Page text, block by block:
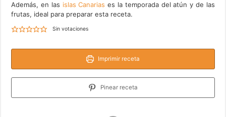
Además, en las islas Canarias es la temporada del atún y de las
frutas, ideal para preparar esta receta.
Sin votaciones
Imprimir receta
Pinear receta